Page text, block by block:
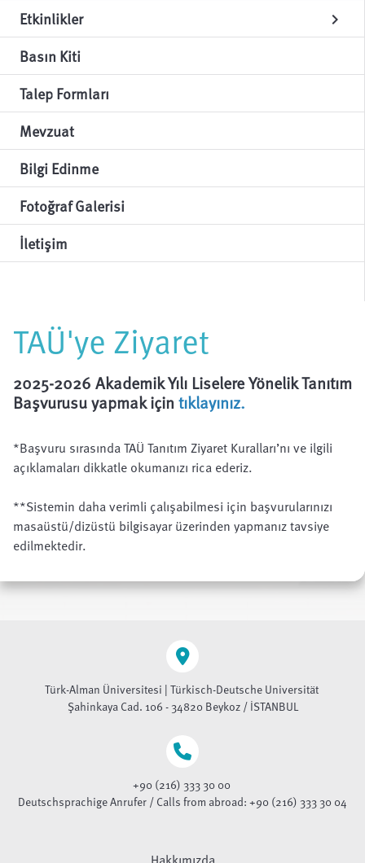
Etkinlikler
chevron_right
Basın Kiti
Talep Formları
Mevzuat
Bilgi Edinme
Fotoğraf Galerisi
İletişim
TAÜ'ye Ziyaret
2025-2026 Akademik Yılı Liselere Yönelik Tanıtım
Başvurusu yapmak için tıklayınız.
*Başvuru sırasında TAÜ Tanıtım Ziyaret Kuralları’nı ve ilgili
açıklamaları dikkatle okumanızı rica ederiz.
**Sistemin daha verimli çalışabilmesi için başvurularınızı
masaüstü/dizüstü bilgisayar üzerinden yapmanız tavsiye
edilmektedir.
Türk-Alman Üniversitesi | Türkisch-Deutsche Universität
Şahinkaya Cad. 106 - 34820 Beykoz / İSTANBUL
+90 (216) 333 30 00
Deutschsprachige Anrufer / Calls from abroad: +90 (216) 333 30 04